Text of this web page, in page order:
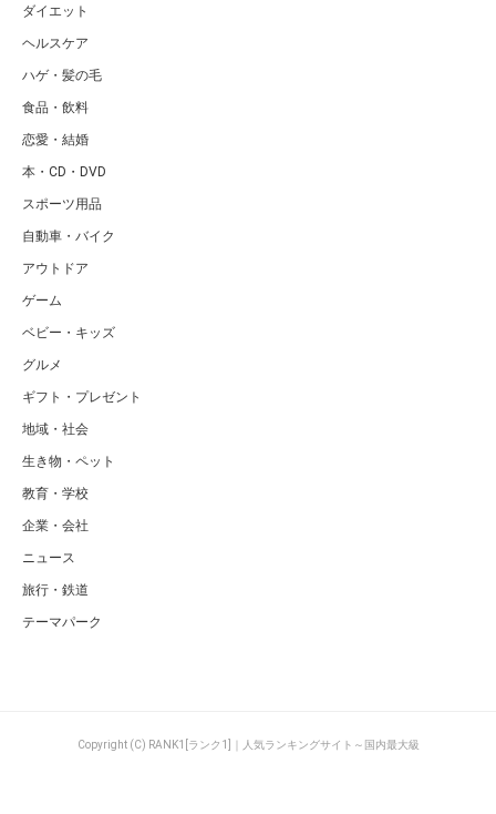
ダイエット
ヘルスケア
ハゲ・髪の毛
食品・飲料
恋愛・結婚
本・CD・DVD
スポーツ用品
自動車・バイク
アウトドア
ゲーム
ベビー・キッズ
グルメ
ギフト・プレゼント
地域・社会
生き物・ペット
教育・学校
企業・会社
ニュース
旅行・鉄道
テーマパーク
Copyright (C) RANK1[ランク1]｜人気ランキングサイト～国内最大級